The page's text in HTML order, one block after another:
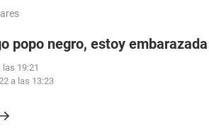
popo negro, estoy embarazada
las 19:21
a las 13:23